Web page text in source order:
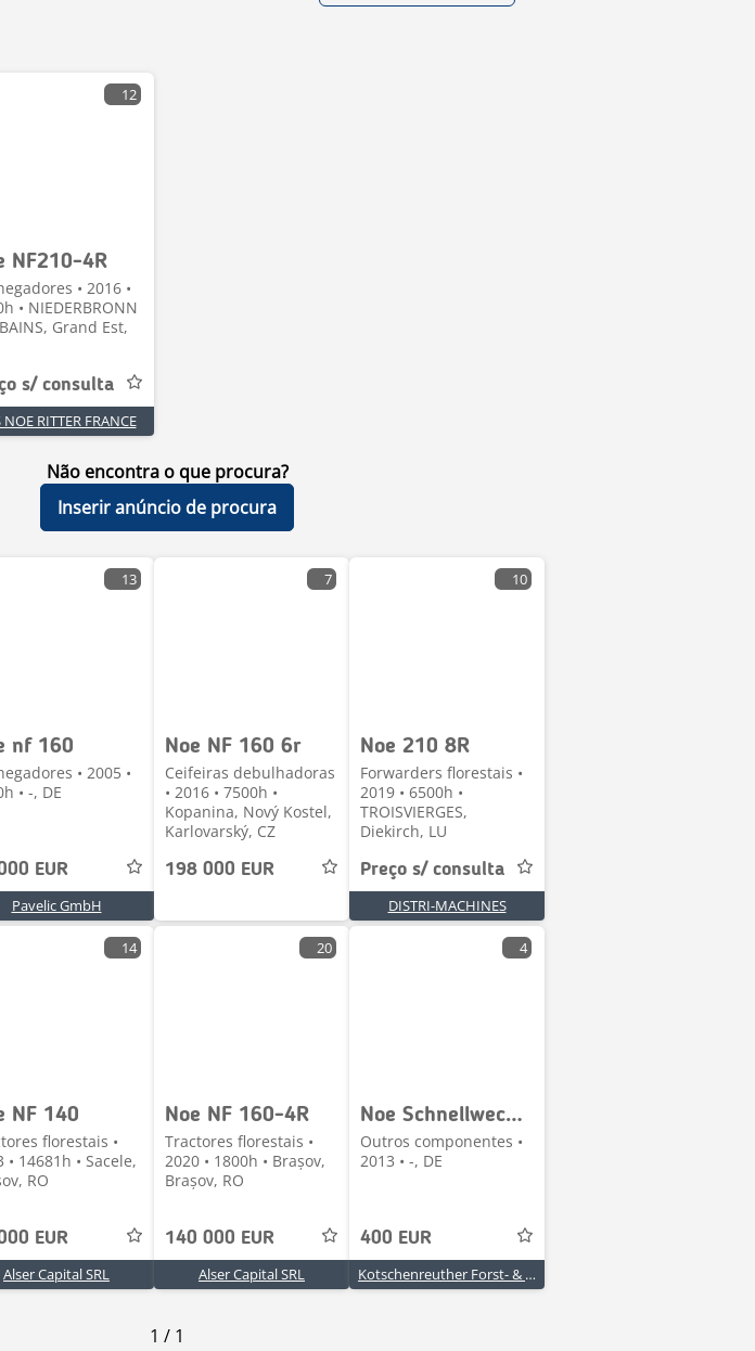
12
NF210-4R
• 2016 •
• NIEDERBRONN
Grand Est,
s/ consulta
NOE RITTER FRANCE
Não encontra o que procura?
Inserir anúncio de procura
13
nf 160
• 2005 •
• -, DE
EUR
Pavelic GmbH
7
Noe NF 160 6r
Ceifeiras debulhadoras
• 2016 • 7500h •
Kopanina, Nový Kostel,
Karlovarský, CZ
198 000 EUR
10
Noe 210 8R
Forwarders florestais •
2019 • 6500h •
TROISVIERGES,
Diekirch, LU
Preço s/ consulta
DISTRI-MACHINES
14
NF 140
florestais •
• 14681h • Sacele,
RO
EUR
Alser Capital SRL
20
Noe NF 160-4R
Tractores florestais •
2020 • 1800h • Brașov,
Brașov, RO
140 000 EUR
Alser Capital SRL
4
Noe Schnellwechseladapte
Outros componentes •
2013 • -, DE
400 EUR
Kotschenreuther Forst- & Landtechnik GmbH & Co. KG
1 / 1